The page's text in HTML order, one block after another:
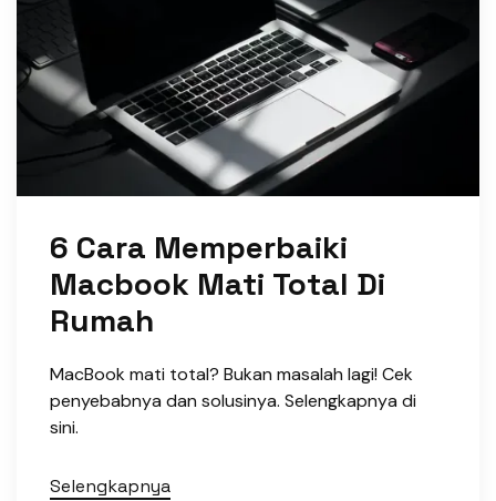
6 Cara Memperbaiki
Macbook Mati Total Di
Rumah
MacBook mati total? Bukan masalah lagi! Cek
penyebabnya dan solusinya. Selengkapnya di
sini.
Selengkapnya